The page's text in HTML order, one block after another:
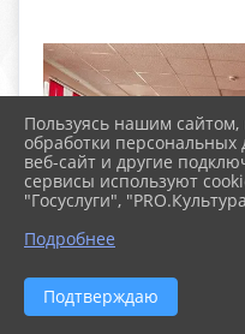
Пользуясь нашим сайтом,
обработки
веб-сайт и другие
сервисы используют
"Госуслуги",
Подробнее
Подтверждаю